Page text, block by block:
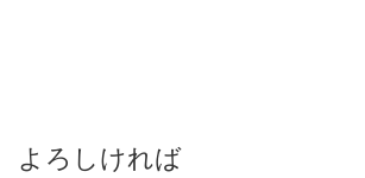
ル、さらには薪オーブンをお持ちの場合でも
よろしければ